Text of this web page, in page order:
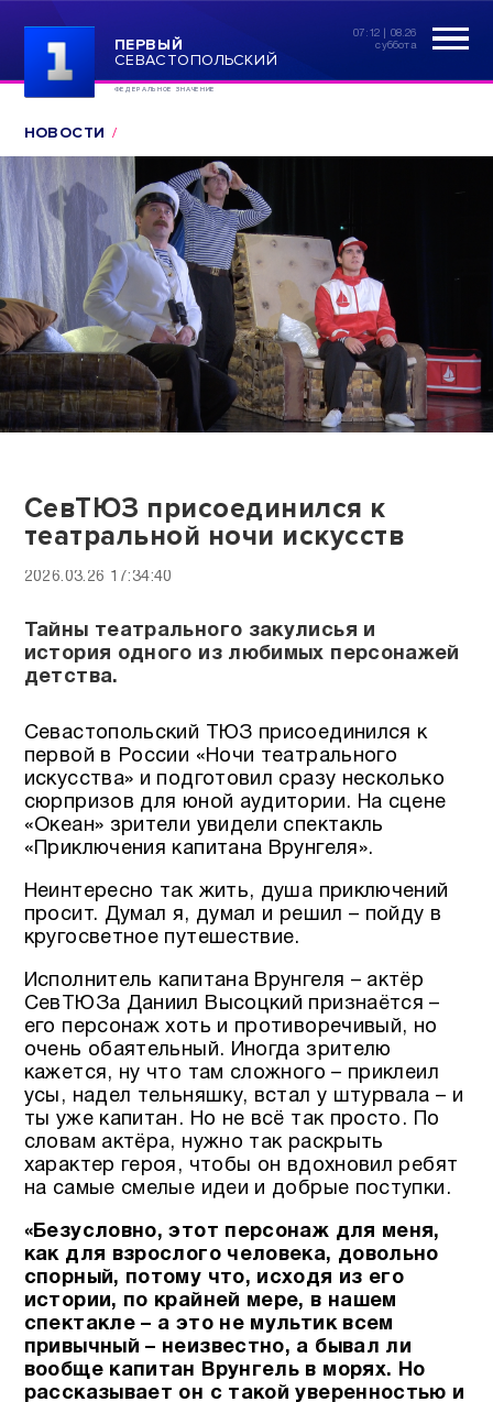
ПЕРВЫЙ
СЕВАСТОПОЛЬСКИЙ
ФЕДЕРАЛЬНОЕ ЗНАЧЕНИЕ
07:12 | 08.26
суббота
НОВОСТИ
СевТЮЗ присоединился к
театральной ночи искусств
2026.03.26 17:34:40
Тайны театрального закулисья и
история одного из любимых персонажей
детства.
Севастопольский ТЮЗ присоединился к
первой в России «Ночи театрального
искусства» и подготовил сразу несколько
сюрпризов для юной аудитории. На сцене
«Океан» зрители увидели спектакль
«Приключения капитана Врунгеля».
Неинтересно так жить, душа приключений
просит. Думал я, думал и решил – пойду в
кругосветное путешествие.
Исполнитель капитана Врунгеля – актёр
СевТЮЗа Даниил Высоцкий признаётся –
его персонаж хоть и противоречивый, но
очень обаятельный. Иногда зрителю
кажется, ну что там сложного – приклеил
усы, надел тельняшку, встал у штурвала – и
ты уже капитан. Но не всё так просто. По
словам актёра, нужно так раскрыть
характер героя, чтобы он вдохновил ребят
на самые смелые идеи и добрые поступки.
«Безусловно, этот персонаж для меня,
как для взрослого человека, довольно
спорный, потому что, исходя из его
истории, по крайней мере, в нашем
спектакле – а это не мультик всем
привычный – неизвестно, а бывал ли
вообще капитан Врунгель в морях. Но
рассказывает он с такой уверенностью и